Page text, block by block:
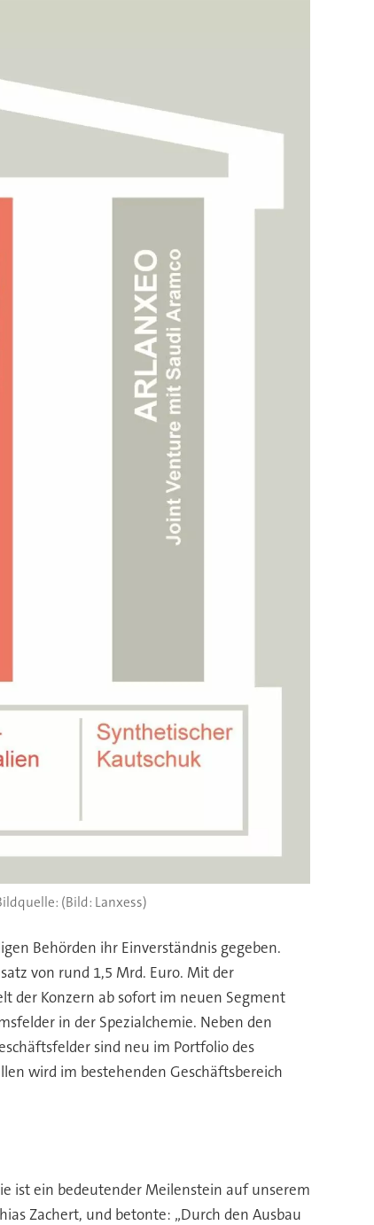
(Bild: Lanxess)
Behörden ihr Einverständnis gegeben.
von rund 1,5 Mrd. Euro. Mit der
der Konzern ab sofort im neuen Segment
in der Spezialchemie. Neben den
sind neu im Portfolio des
wird im bestehenden Geschäftsbereich
ist ein bedeutender Meilenstein auf unserem
Zachert, und betonte: „Durch den Ausbau